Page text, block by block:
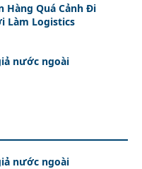
Hàng Quá Cảnh Đi
Làm Logistics
nước ngoài
nước ngoài